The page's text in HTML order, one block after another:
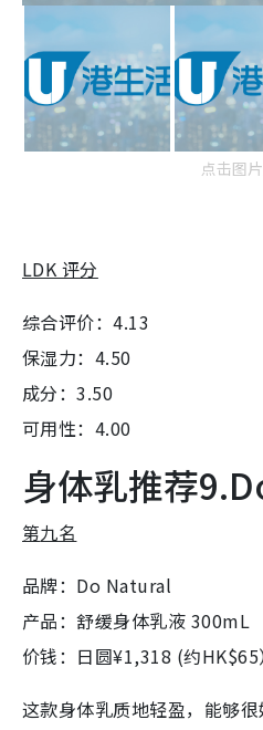
点击图
LDK 评分
综合评价：4.13
保湿力：4.50
成分：3.50
可用性：4.00
身体乳推荐
第九名
品牌：Do Natural
产品：舒缓身体乳液 300mL
价钱：日圆¥1,318 (约HK$65）
这款身体乳质地轻盈，能够